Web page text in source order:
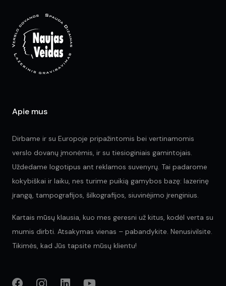
Apie mus
Dirbame ir su Europoje pripažintomis bei vertinamomis
verslo dovanų įmonėmis, ir su tiesioginiais gamintojais.
Uždedame logotipus ant reklamos suvenyrų. Tai padarome
kokybiškai ir laiku, nes turime puikią gamybos bazę: lazerinę
įrangą, tampografijos, šilkografijos, siuvinėjimo įrenginius.
Kartais mūsų klausia, kuo mes geresni už kitus, kodėl verta su
mumis dirbti. Atsakymas vienas – pabandykite. Nenusivilsite.
Tikimės, kad Jūs tapsite mūsų klientu!